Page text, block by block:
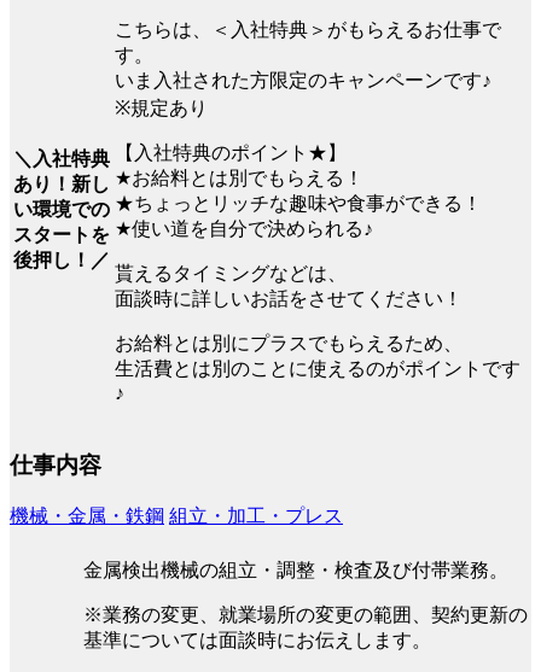
＼入社特典
あり！新し
い環境での
スタートを
後押し！／
こちらは、＜入社特典＞がもらえるお仕事で
す。
いま入社された方限定のキャンペーンです♪
※規定あり
【入社特典のポイント★】
★お給料とは別でもらえる！
★ちょっとリッチな趣味や食事ができる！
★使い道を自分で決められる♪
貰えるタイミングなどは、
面談時に詳しいお話をさせてください！
お給料とは別にプラスでもらえるため、
生活費とは別のことに使えるのがポイントです
♪
仕事内容
機械・金属・鉄鋼 組立・加工・プレス
金属検出機械の組立・調整・検査及び付帯業務。
※業務の変更、就業場所の変更の範囲、契約更新の
基準については面談時にお伝えします。